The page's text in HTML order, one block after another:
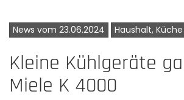
News vom 23.06.2024 Haushalt, Küche
Kleine Kühlgeräte
Miele K 4000